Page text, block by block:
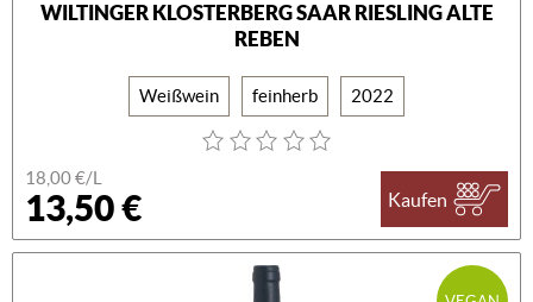
WILTINGER KLOSTERBERG SAAR RIESLING ALTE
REBEN
Weißwein feinherb 2022
18,00 €/L
13,50 € Kaufen